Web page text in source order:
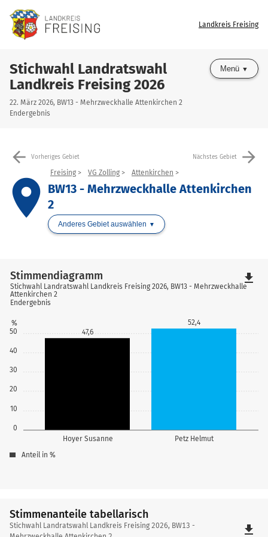
Landkreis Freising
Stichwahl Landratswahl
Landkreis Freising 2026
22. März 2026, BW13 - Mehrzweckhalle Attenkirchen 2
Endergebnis
Menü
arrow_back Vorheriges Gebiet Nächstes Gebiet arrow_forward
place
Freising VG Zolling Attenkirchen
BW13 - Mehrzweckhalle Attenkirchen
2
Anderes Gebiet auswählen
0
10
20
30
40
50
%
Hoyer Susanne Petz Helmut
47,6
52,4
Stimmendiagramm
Stichwahl Landratswahl Landkreis Freising 2026, BW13 - Mehrzweckhalle
Attenkirchen 2
Endergebnis
Anteil in %
file_download
Stimmenanteile tabellarisch
Stimmenanteile
Stichwahl Landratswahl Landkreis Freising 2026, BW13 -
file_download